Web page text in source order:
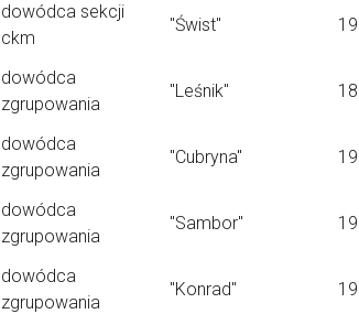
dowódca sekcji
ckm
"Świst"
dowódca
zgrupowania
"Leśnik"
dowódca
zgrupowania
"Cubryna"
dowódca
zgrupowania
"Sambor"
dowódca
zgrupowania
"Konrad"